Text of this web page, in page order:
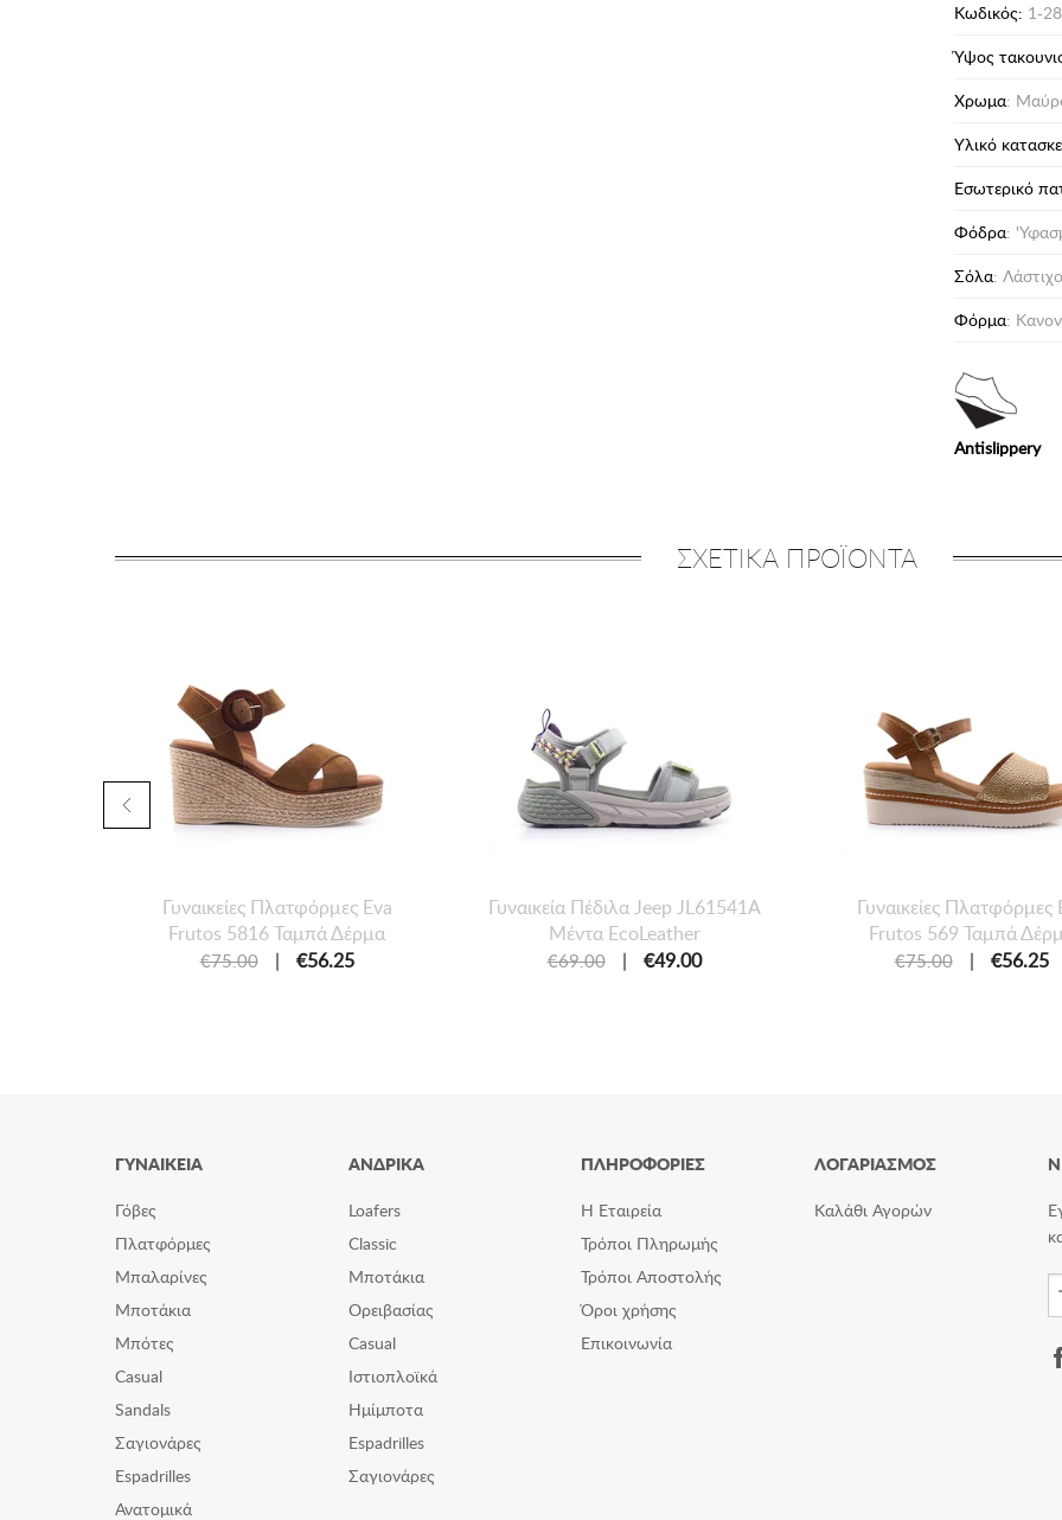
Κωδικός: 1-
Ύψος
Χρωμα:
Υλικό
Eσωτερικό
Φόδρα:
Σόλα: Λάστιχο
Φόρμα:
Antislippery
ΣΧΕΤΙΚΑ ΠΡΟΪΟΝΤΑ
Γυναικείες Πλατφόρμες Eva
Frutos 5816 Ταμπά Δέρμα
€75.00 | €56.25
Γυναικεία Πέδιλα Jeep JL61541A
Μέντα EcoLeather
€69.00 | €49.00
Γυναικείες Πλατφόρμες
Frutos 569 Ταμπά
€75.00 | €56.25
ΓΥΝΑΙΚΕΙΑ
Γόβες
Πλατφόρμες
Μπαλαρίνες
Μποτάκια
Μπότες
Casual
Sandals
Σαγιονάρες
Espadrilles
Ανατομικά
ΑΝΔΡΙΚΑ
Loafers
Classic
Μποτάκια
Ορειβασίας
Casual
Ιστιοπλοϊκά
Ημίμποτα
Espadrilles
Σαγιονάρες
ΠΛΗΡΟΦΟΡΙΕΣ
Η Εταιρεία
Τρόποι Πληρωμής
Τρόποι Αποστολής
Όροι χρήσης
Επικοινωνία
ΛΟΓΑΡΙΑΣΜΟΣ
Καλάθι Αγορών